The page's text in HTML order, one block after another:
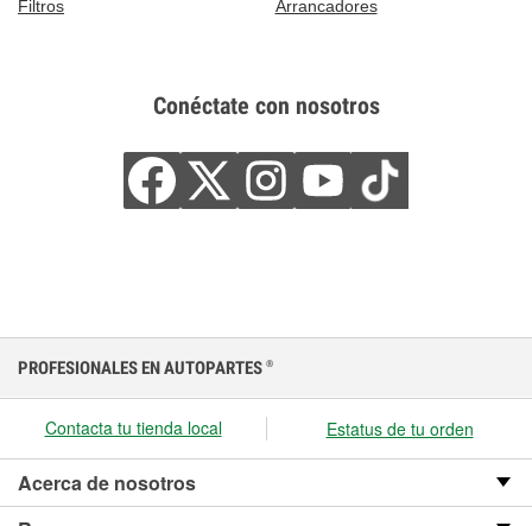
Filtros
Arrancadores
Conéctate con nosotros
PROFESIONALES EN AUTOPARTES ®
Contacta tu tienda local Estatus de tu orden
Acerca de nosotros